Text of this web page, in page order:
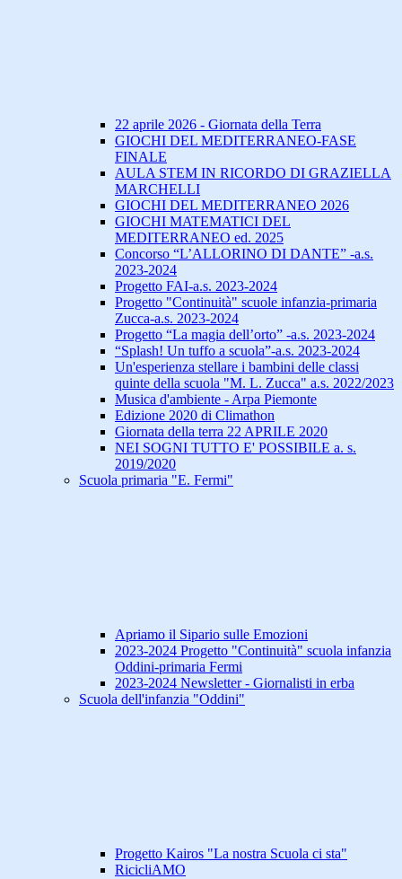
22 aprile 2026 - Giornata della Terra
GIOCHI DEL MEDITERRANEO-FASE
FINALE
AULA STEM IN RICORDO DI GRAZIELLA
MARCHELLI
GIOCHI DEL MEDITERRANEO 2026
GIOCHI MATEMATICI DEL
MEDITERRANEO ed. 2025
Concorso “L’ALLORINO DI DANTE” -a.s.
2023-2024
Progetto FAI-a.s. 2023-2024
Progetto "Continuità" scuole infanzia-primaria
Zucca-a.s. 2023-2024
Progetto “La magia dell’orto” -a.s. 2023-2024
“Splash! Un tuffo a scuola”-a.s. 2023-2024
Un'esperienza stellare i bambini delle classi
quinte della scuola "M. L. Zucca" a.s. 2022/2023
Musica d'ambiente - Arpa Piemonte
Edizione 2020 di Climathon
Giornata della terra 22 APRILE 2020
NEI SOGNI TUTTO E' POSSIBILE a. s.
2019/2020
Scuola primaria "E. Fermi"
Apriamo il Sipario sulle Emozioni
2023-2024 Progetto "Continuità" scuola infanzia
Oddini-primaria Fermi
2023-2024 Newsletter - Giornalisti in erba
Scuola dell'infanzia "Oddini"
Progetto Kairos "La nostra Scuola ci sta"
RicicliAMO